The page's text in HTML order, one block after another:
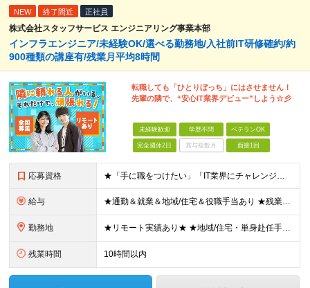
NEW 終了間近 正社員
株式会社スタッフサービス エンジニアリング事業本部
インフラエンジニア/未経験OK/選べる勤務地/入社前IT研修確約/約
900種類の講座有/残業月平均8時間
転職しても「ひとりぼっち」にはさせません！
先輩の隣で、“安心IT業界デビュー”しよう☆彡
未経験歓迎 学歴不問 ベテランOK
完全週休2日 賞与複数月 面接1回
応募資格 ★「手に職をつけたい」「IT業界にチャレンジしたい」方歓迎！ ■学歴不問 ■IT知識・理系文系不問！未経験・第二新卒OK ★ITサポート・IT事務やエンジニアの経験をお持ちの方は優遇します！ 地方在
給与 ★通勤＆就業＆地域/住宅＆役職手当あり ★残業代は全額支給 ★選べる給与制度あり！ ■東京・神奈川・千葉・埼玉勤務の場合 月給24.5万円～55万円＋諸手当 （残業代は全額支給） (20,000円の
勤務地 ★リモート実績あり★ ★地域/住宅・単身赴任手当などサポートも万全 ★転任費用や寮・社宅制度も完備しています ★勤務地については希望を考慮の上、決定します ★面接地エリアでの就業率92％以上！ 『地
残業時間 10時間以内